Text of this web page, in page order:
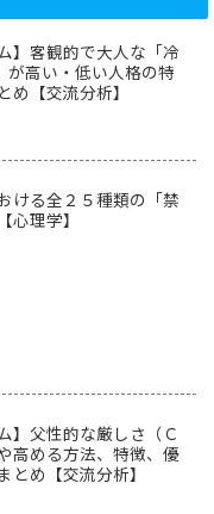
】客観的で大人な「冷
が高い・低い人格の特
め【交流分析】
ける全２５種類の「禁
心理学】
】父性的な厳しさ（Ｃ
高める方法、特徴、優
とめ【交流分析】